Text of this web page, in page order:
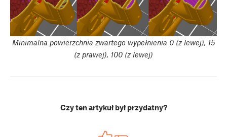
Minimalna powierzchnia zwartego wypełnienia 0 (z lewej), 15
(z prawej), 100 (z lewej)
Czy ten artykuł był przydatny?